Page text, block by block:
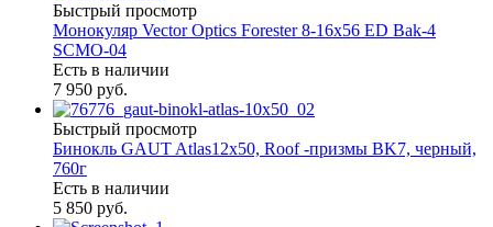
Быстрый просмотр
Монокуляр Vector Optics Forester 8-16х56 ED Bak-4
SCMO-04
Есть в наличии
7 950 руб.
Быстрый просмотр
Бинокль GAUT Atlas12x50, Roof -призмы ВK7, черный,
760г
Есть в наличии
5 850 руб.